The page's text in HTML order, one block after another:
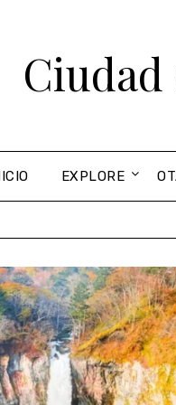
Ciudad
EXPLORE